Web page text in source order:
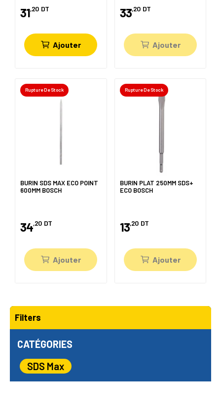
Filters
CATÉGORIES
SDS Max
31,20 DT
Ajouter
33,20 DT
Ajouter
Rupture De Stock
BURIN SDS MAX ECO POINT
600MM BOSCH
34,20 DT
Ajouter
Rupture De Stock
BURIN PLAT 250MM SDS+
ECO BOSCH
13,20 DT
Ajouter